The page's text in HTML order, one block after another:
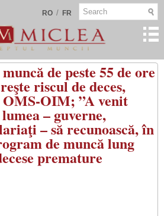
RO / FR
de peste 55 de ore
riscul de deces,
OIM; ”A venit
– guverne,
– să recunoască, în
de muncă lung
premature